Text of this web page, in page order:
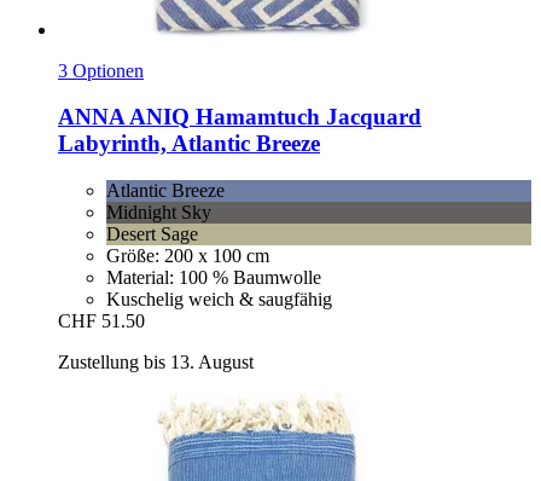
3 Optionen
ANNA ANIQ Hamamtuch Jacquard
Labyrinth, Atlantic Breeze
Atlantic Breeze
Midnight Sky
Desert Sage
Größe: 200 x 100 cm
Material: 100 % Baumwolle
Kuschelig weich & saugfähig
CHF 51.50
Zustellung bis 13. August